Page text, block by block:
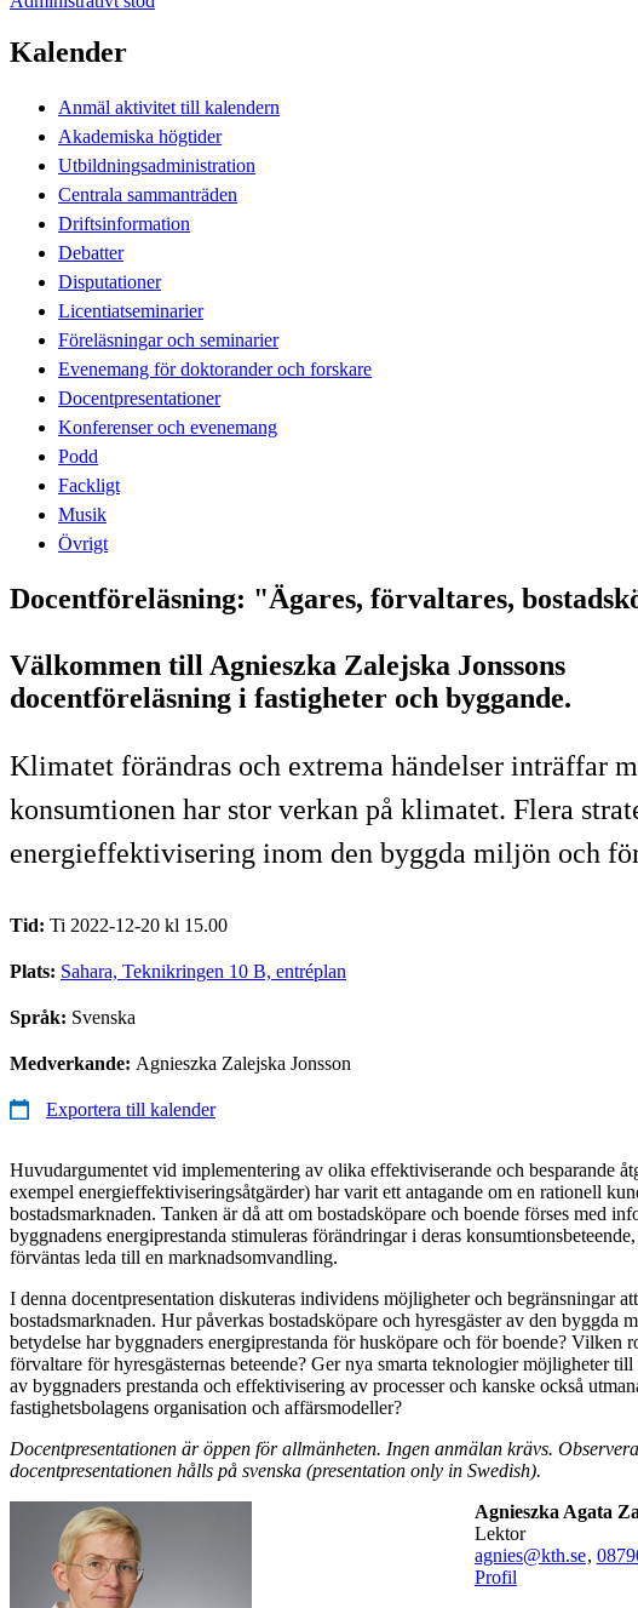
Kalender
Anmäl aktivitet till kalendern
Akademiska högtider
Utbildningsadministration
Centrala sammanträden
Driftsinformation
Debatter
Disputationer
Licentiatseminarier
Föreläsningar och seminarier
Evenemang för doktorander och forskare
Docentpresentationer
Konferenser och evenemang
Podd
Fackligt
Musik
Övrigt
Docentföreläsning: "Ägares, förvaltares,
Välkommen till Agnieszka Zalejska Jonssons
docentföreläsning i fastigheter och byggande.
Klimatet förändras och extrema händelser inträffar
konsumtionen har stor verkan på klimatet. Flera
energieffektivisering inom den byggda miljön och
Tid: Ti 2022-12-20 kl 15.00
Plats: Sahara, Teknikringen 10 B, entréplan
Språk: Svenska
Medverkande: Agnieszka Zalejska Jonsson
Exportera till kalender
Huvudargumentet vid implementering av olika effektiviserande och besparande
exempel energieffektiviseringsåtgärder) har varit ett antagande om en rationell
bostadsmarknaden. Tanken är då att om bostadsköpare och boende förses med
byggnadens energiprestanda stimuleras förändringar i deras
förväntas leda till en marknadsomvandling.
I denna docentpresentation diskuteras individens möjligheter och begränsningar
bostadsmarknaden. Hur påverkas bostadsköpare och hyresgäster av den byggda
betydelse har byggnaders energiprestanda för husköpare och för boende? Vilken
förvaltare för hyresgästernas beteende? Ger nya smarta teknologier möjligheter
av byggnaders prestanda och effektivisering av processer och kanske också
fastighetsbolagens organisation och affärsmodeller?
Docentpresentationen är öppen för allmänheten. Ingen anmälan krävs.
docentpresentationen hålls på svenska (presentation only in Swedish).
Agnieszka Agata
lektor
agnies@kth.se,
Profil